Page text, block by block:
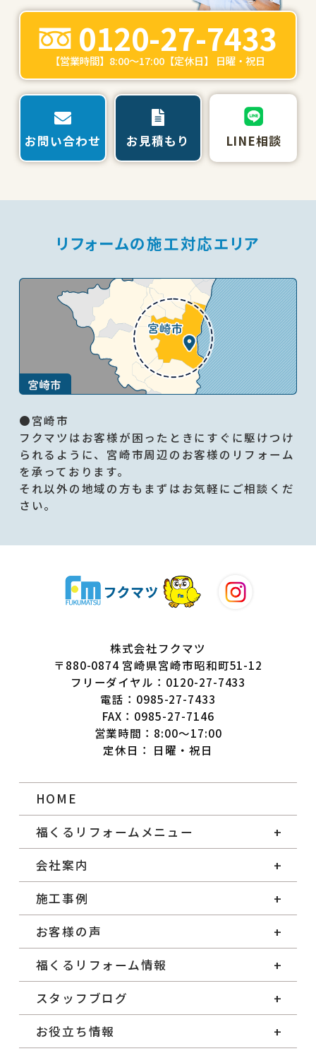
0120-27-7433
【営業時間】8:00～17:00【定休日】 日曜・祝日
お問い合わせ お見積もり LINE相談
リフォームの施工対応エリア
●宮崎市
フクマツはお客様が困ったときにすぐに駆けつけ
られるように、宮崎市周辺のお客様のリフォーム
を承っております。
それ以外の地域の方もまずはお気軽にご相談くだ
さい。
株式会社フクマツ
〒880-0874 宮崎県宮崎市昭和町51-12
フリーダイヤル：0120-27-7433
電話：0985-27-7433
FAX：0985-27-7146
営業時間：8:00～17:00
定休日： 日曜・祝日
HOME
福くるリフォームメニュー
会社案内
施工事例
お客様の声
福くるリフォーム情報
スタッフブログ
お役立ち情報